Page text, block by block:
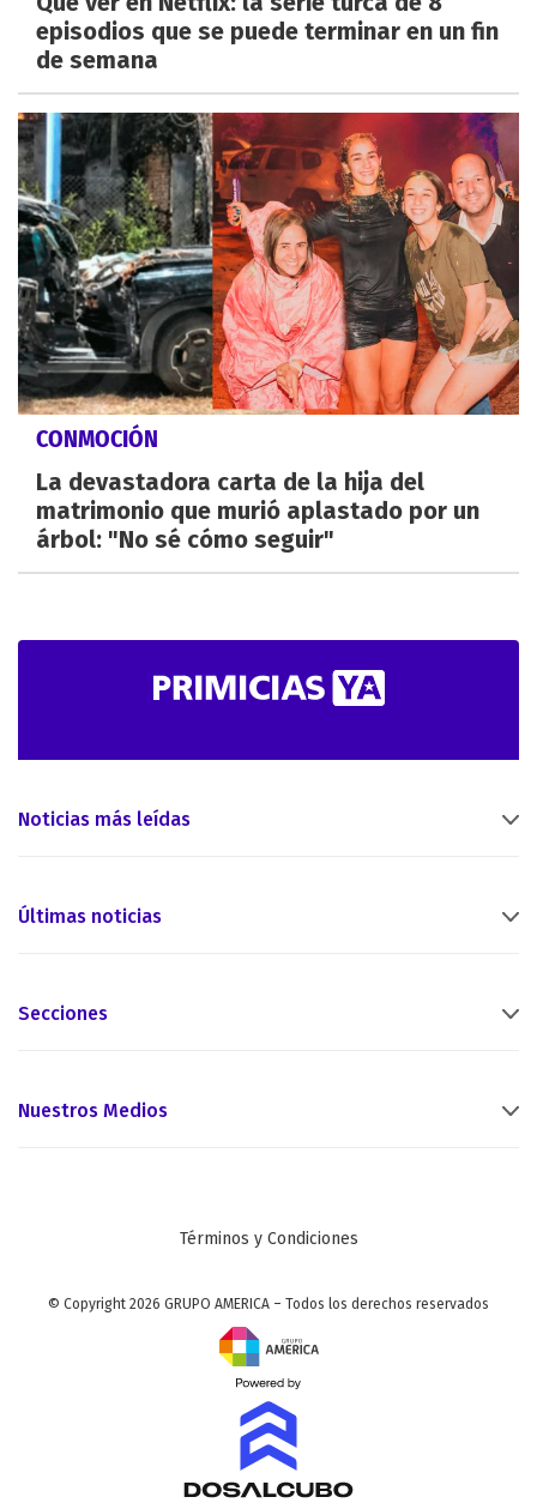
episodios que se puede terminar en un fin
de semana
CONMOCIÓN
La devastadora carta de la hija del
matrimonio que murió aplastado por un
árbol: "No sé cómo seguir"
Noticias más leídas
Últimas noticias
Secciones
Nuestros Medios
Términos y Condiciones
© Copyright 2026 GRUPO AMERICA – Todos los derechos reservados